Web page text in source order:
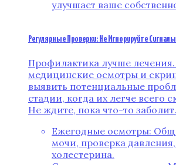
улучшает ваше
Регулярные Проверки: Не Игнорируйте Сигналы
Профилактика лучше
медицинские осмотры и
выявить потенциальные
стадии, когда их легче всего
Не ждите, пока что-то заболит.
Ежегодные осмотры:
мочи, проверка
холестерина.